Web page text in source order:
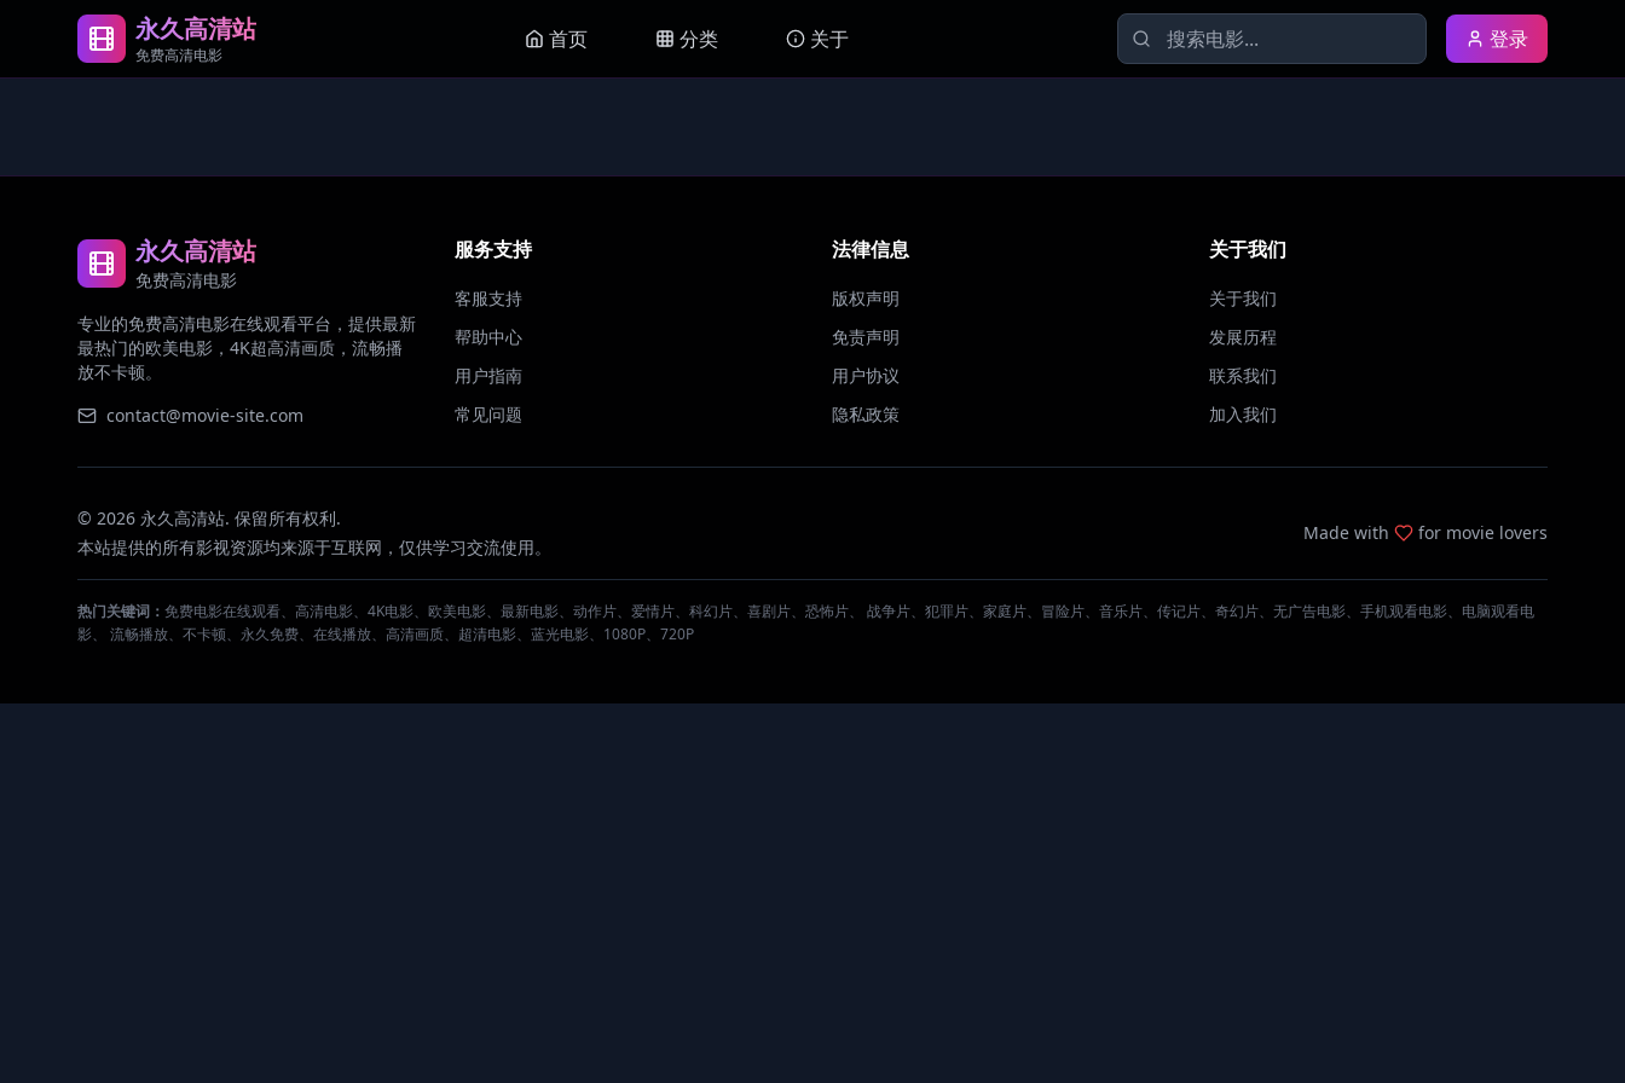
永久高清站
免费高清电影
首页 分类 关于 登录
永久高清站
免费高清电影
专业的免费高清电影在线观看平台，提供最新
最热门的欧美电影，4K超高清画质，流畅播
放不卡顿。
contact@movie-site.com
服务支持
客服支持
帮助中心
用户指南
常见问题
法律信息
版权声明
免责声明
用户协议
隐私政策
关于我们
关于我们
发展历程
联系我们
加入我们
© 2026 永久高清站. 保留所有权利.
本站提供的所有影视资源均来源于互联网，仅供学习交流使用。
Made with for movie lovers
热门关键词： 免费电影在线观看、高清电影、4K电影、欧美电影、最新电影、动作片、爱情片、科幻片、喜剧片、恐怖片、 战争片、犯罪片、家庭片、冒险片、音乐片、传记片、奇幻片、无广告电影、手机观看电影、电脑观看电
影、 流畅播放、不卡顿、永久免费、在线播放、高清画质、超清电影、蓝光电影、1080P、720P